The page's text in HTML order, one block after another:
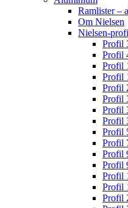
Ramlister –
Om Nielsen
Nielsen-
Profil
Profil
Profil
Profil
Profil
Profil
Profil
Profil
Profil
Profil
Profil
Profil
Profil
Profil
Profil